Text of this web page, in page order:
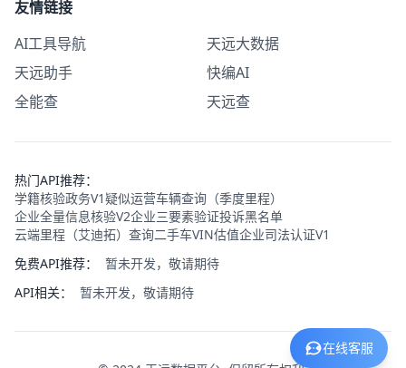
在线客服
友情链接
AI工具导航
天远大数据
天远助手
快编AI
全能查
天远查
热门API推荐：
学籍核验政务V1疑似运营车辆查询（季度里程）
企业全量信息核验V2企业三要素验证投诉黑名单
云端里程（艾迪拓）查询二手车VIN估值企业司法认证V1
免费API推荐：
暂未开发，敬请期待
API相关：
暂未开发，敬请期待